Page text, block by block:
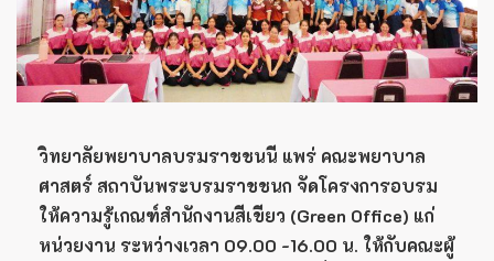
วิทยาลัยพยาบาลบรมราชชนนี แพร่ คณะพยาบาล
ศาสตร์ สถาบันพระบรมราชชนก จัดโครงการอบรม
ให้ความรู้เกณฑ์สำนักงานสีเขียว (Green Office) แก่
หน่วยงาน ระหว่างเวลา 09.00 -16.00 น. ให้กับคณะผู้